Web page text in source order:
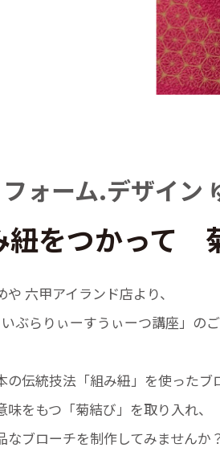
ォーム.デザイン
紐をつかって
六甲アイランド店より、
ぶらりぃーすうぃーつ講座」のご
の伝統技法「組み紐」を使ったブ
味をもつ「菊結び」を取り入れ、
なブローチを制作してみませんか